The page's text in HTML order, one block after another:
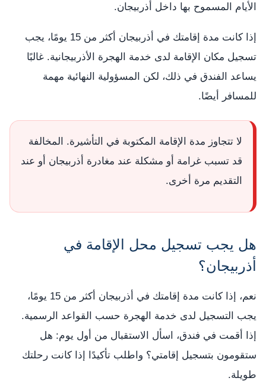
الأيام المسموح بها داخل أذربيجان.
إذا كانت مدة إقامتك في أذربيجان أكثر من 15 يومًا، يجب
تسجيل مكان الإقامة لدى خدمة الهجرة الأذربيجانية. غالبًا
يساعد الفندق في ذلك، لكن المسؤولية النهائية مهمة
للمسافر أيضًا.
لا تتجاوز مدة الإقامة المكتوبة في التأشيرة. المخالفة
قد تسبب غرامة أو مشكلة عند مغادرة أذربيجان أو عند
التقديم مرة أخرى.
هل يجب تسجيل محل الإقامة في
أذربيجان؟
نعم، إذا كانت مدة إقامتك في أذربيجان أكثر من 15 يومًا،
يجب التسجيل لدى خدمة الهجرة حسب القواعد الرسمية.
إذا أقمت في فندق، اسأل الاستقبال من أول يوم: هل
ستقومون بتسجيل إقامتي؟ واطلب تأكيدًا إذا كانت رحلتك
طويلة.